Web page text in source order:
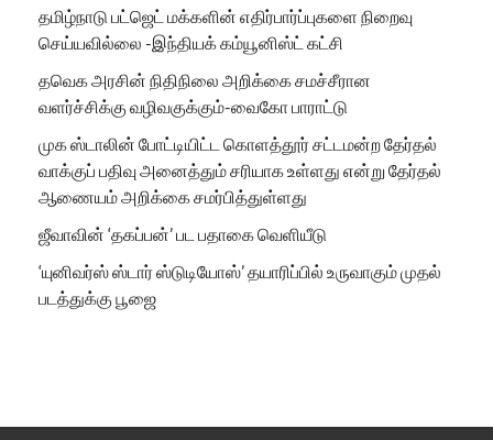
தமிழ்நாடு பட்ஜெட் மக்களின் எதிர்பார்ப்புகளை நிறைவு
செய்யவில்லை -இந்தியக் கம்யூனிஸ்ட் கட்சி
தவெக அரசின் நிதிநிலை அறிக்கை சமச்சீரான
வளர்ச்சிக்கு வழிவகுக்கும்-வைகோ பாராட்டு
முக ஸ்டாலின் போட்டியிட்ட கொளத்தூர் சட்டமன்ற தேர்தல்
வாக்குப் பதிவு அனைத்தும் சரியாக உள்ளது என்று தேர்தல்
ஆணையம் அறிக்கை சமர்பித்துள்ளது
ஜீவாவின் ‘தகப்பன்’ பட பதாகை வெளியீடு
‘யுனிவர்ஸ் ஸ்டார் ஸ்டுடியோஸ்’ தயாரிப்பில் உருவாகும் முதல்
படத்துக்கு பூஜை